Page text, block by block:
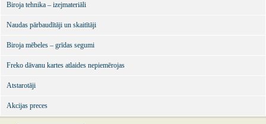
Biroja tehnika – izejmateriāli
Naudas pārbaudītāji un skaitītāji
Biroja mēbeles – grīdas segumi
Freko dāvanu kartes atlaides nepiemērojas
Atstarotāji
Akcijas preces